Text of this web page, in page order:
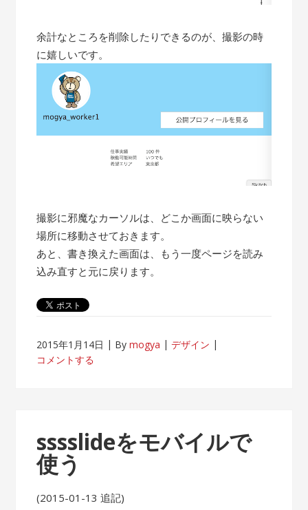
余計なところを削除したりできるのが、撮影の時
に嬉しいです。
撮影に邪魔なカーソルは、どこか画面に映らない
場所に移動させておきます。
あと、書き換えた画面は、もう一度ページを読み
込み直すと元に戻ります。
2015年1月14日 Bymogya
デザイン
コメントする
sssslideをモバイルで
使う
(2015-01-13 追記)